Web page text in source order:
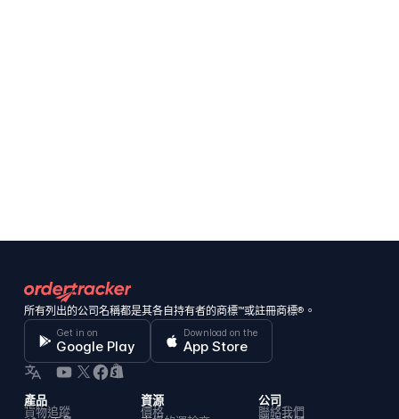
所有列出的公司名稱都是其各自持有者的商標™或註冊商標®。
Get in on
Google Play
Download on the
App Store
產品
貨物追蹤
資源
價格
公司
聯絡我們